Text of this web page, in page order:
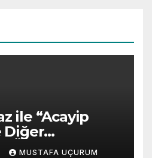
ile “Acayip
Diğer
Gevezelikler” Üzerine Söyleşi
MUSTAFA UÇURUM